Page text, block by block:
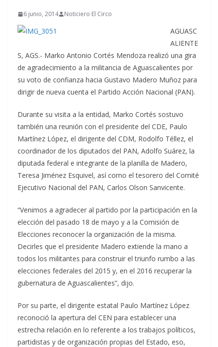
6 junio, 2014 Noticiero El Circo
AGUASC
ALIENTE
S, AGS.- Marko Antonio Cortés Mendoza realizó una gira
de agradecimiento a la militancia de Aguascalientes por
su voto de confianza hacia Gustavo Madero Muñoz para
dirigir de nueva cuenta el Partido Acción Nacional (PAN).
Durante su visita a la entidad, Marko Cortés sostuvo
también una reunión con el presidente del CDE, Paulo
Martínez López, el dirigente del CDM, Rodolfo Téllez, el
coordinador de los diputados del PAN, Adolfo Suárez, la
diputada federal e integrante de la planilla de Madero,
Teresa Jiménez Esquivel, así como el tesorero del Comité
Ejecutivo Nacional del PAN, Carlos Olson Sanvicente.
“Venimos a agradecer al partido por la participación en la
elección del pasado 18 de mayo y a la Comisión de
Elecciones reconocer la organización de la misma.
Decirles que el presidente Madero extiende la mano a
todos los militantes para construir el triunfo rumbo a las
elecciones federales del 2015 y, en el 2016 recuperar la
gubernatura de Aguascalientes”, dijo.
Por su parte, el dirigente estatal Paulo Martínez López
reconoció la apertura del CEN para establecer una
estrecha relación en lo referente a los trabajos políticos,
partidistas y de organización propias del Estado, eso,